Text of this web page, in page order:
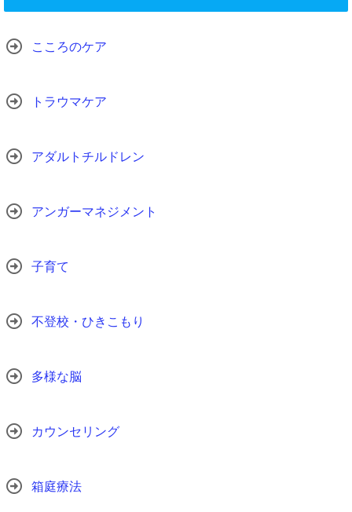
こころのケア
トラウマケア
アダルトチルドレン
アンガーマネジメント
子育て
不登校・ひきこもり
多様な脳
カウンセリング
箱庭療法